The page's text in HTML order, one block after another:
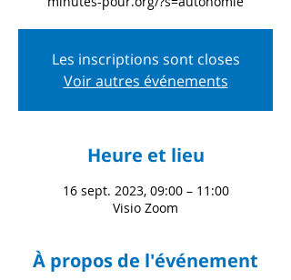
Les inscriptions sont closes
Voir autres événements
Heure et lieu
16 sept. 2023, 09:00 – 11:00
Visio Zoom
À propos de l'événement